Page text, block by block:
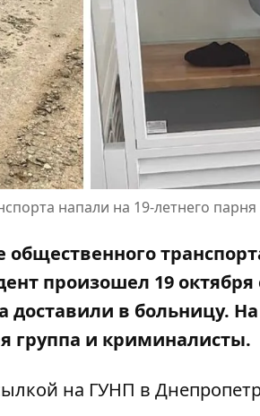
напали на 19-летнего парня
общественного
произошел 19 октября
доставили в больницу.
группа и криминалисты.
на ГУНП в